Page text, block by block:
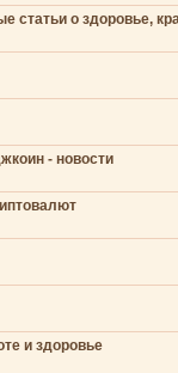
статьи о здоровье,
- новости
и здоровье